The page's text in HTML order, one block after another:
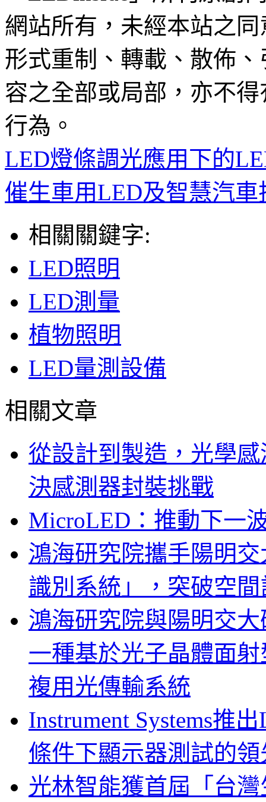
網站所有，未經本站之
形式重制、轉載、散佈
容之全部或局部，亦不
行為。
LED燈條調光應用下的
催生車用LED及智慧汽車
相關關鍵字:
LED照明
LED測量
植物照明
LED量測設備
相關文章
從設計到製造，光學
決感測器封裝挑戰
MicroLED：推動下一
鴻海研究院攜手陽明
識別系統」，突破空
鴻海研究院與陽明交
一種基於光子晶體面
複用光傳輸系統
Instrument Systems推
條件下顯示器測試的
光林智能獲首屆「台